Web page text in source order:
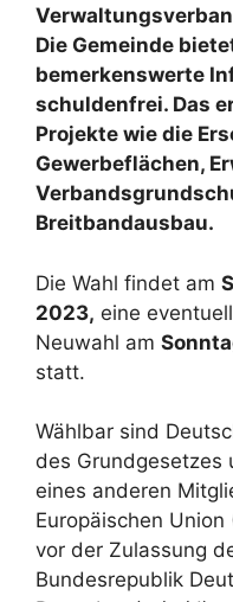
Die Gemeinde
bemerkenswerte
schuldenfrei. Das
Projekte wie die
Gewerbeflächen,
Breitbandausbau.
Die Wahl findet am
2023, eine
Neuwahl am
statt.
Wählbar sind
des Grundgesetzes
eines anderen
Europäischen
vor der Zulassung
Bundesrepublik